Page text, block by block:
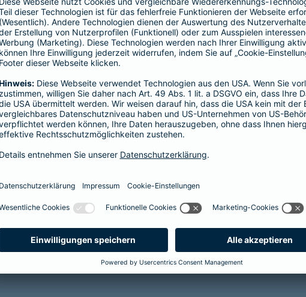
Barmenia Krankenversicherung AG und der Barmenia Allgemeine
kontaktieren.
der Webseite
in sozialen Medien